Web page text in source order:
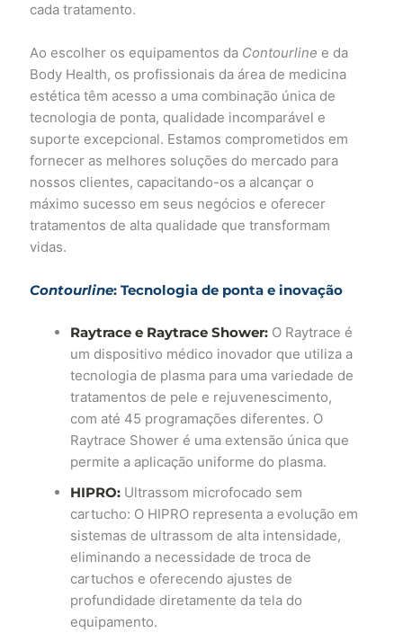
cada tratamento.
Ao escolher os equipamentos da Contourline e da
Body Health, os profissionais da área de medicina
estética têm acesso a uma combinação única de
tecnologia de ponta, qualidade incomparável e
suporte excepcional. Estamos comprometidos em
fornecer as melhores soluções do mercado para
nossos clientes, capacitando-os a alcançar o
máximo sucesso em seus negócios e oferecer
tratamentos de alta qualidade que transformam
vidas.
Contourline: Tecnologia de ponta e inovação
Raytrace e Raytrace Shower: O Raytrace é
um dispositivo médico inovador que utiliza a
tecnologia de plasma para uma variedade de
tratamentos de pele e rejuvenescimento,
com até 45 programações diferentes. O
Raytrace Shower é uma extensão única que
permite a aplicação uniforme do plasma.
HIPRO: Ultrassom microfocado sem
cartucho: O HIPRO representa a evolução em
sistemas de ultrassom de alta intensidade,
eliminando a necessidade de troca de
cartuchos e oferecendo ajustes de
profundidade diretamente da tela do
equipamento.